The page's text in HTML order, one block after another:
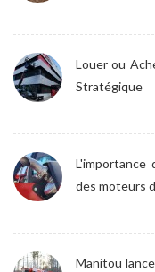
Louer ou
Stratégique
L'importance
des moteurs
Manitou